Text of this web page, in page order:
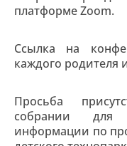
платформе Zoom.
Ссылка на
каждого родителя
Просьба
собрании для
информации по